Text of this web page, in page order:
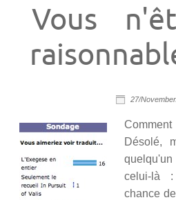
Jeux
PKD à
Contact
Vous
27/
Désolé,
celui-là
chance